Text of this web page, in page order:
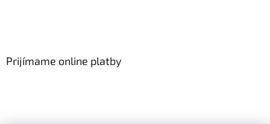
Prijímame online platby